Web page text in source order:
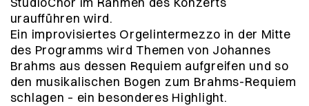
uraufführen wird.
Ein improvisiertes Orgelintermezzo in der Mitte
des Programms wird Themen von Johannes
Brahms aus dessen Requiem aufgreifen und so
den musikalischen Bogen zum Brahms-Requiem
schlagen – ein besonderes Highlight.